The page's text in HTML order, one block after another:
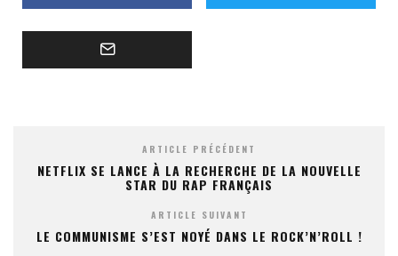
ARTICLE PRÉCÉDENT
NETFLIX SE LANCE À LA RECHERCHE DE LA NOUVELLE
STAR DU RAP FRANÇAIS
ARTICLE SUIVANT
LE COMMUNISME S’EST NOYÉ DANS LE ROCK’N’ROLL !